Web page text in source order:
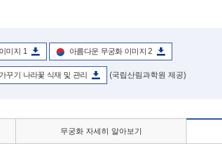
미지 1 아름다운 무궁화 이미지 2
꾸기 나라꽃 식재 및 관리 (국립산림과학원 제공)
무궁화 자세히 알아보기